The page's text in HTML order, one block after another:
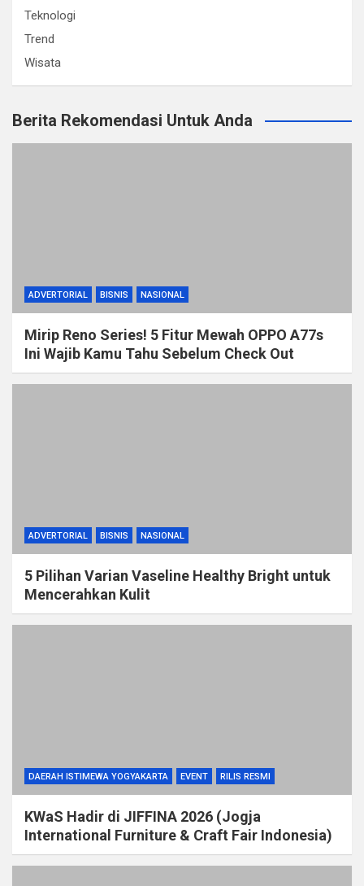
Teknologi
Trend
Wisata
Berita Rekomendasi Untuk Anda
ADVERTORIAL BISNIS NASIONAL
Mirip Reno Series! 5 Fitur Mewah OPPO A77s
Ini Wajib Kamu Tahu Sebelum Check Out
ADVERTORIAL BISNIS NASIONAL
5 Pilihan Varian Vaseline Healthy Bright untuk
Mencerahkan Kulit
DAERAH ISTIMEWA YOGYAKARTA EVENT RILIS RESMI
KWaS Hadir di JIFFINA 2026 (Jogja
International Furniture & Craft Fair Indonesia)